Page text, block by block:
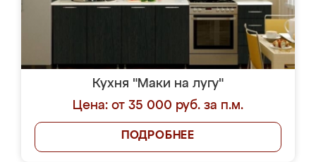
Кухня "Маки на лугу"
Цена: от 35 000 руб. за п.м.
ПОДРОБНЕЕ